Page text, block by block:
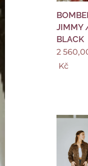
JIMMY
BLACK
2
Kč